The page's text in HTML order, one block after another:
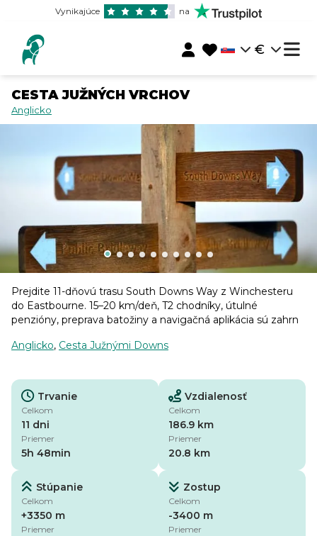
Vynikajúce na
€
CESTA JUŽNÝCH VRCHOV
Anglicko
Prejdite 11-dňovú trasu South Downs Way z Winchesteru
do Eastbourne. 15–20 km/deň, T2 chodníky, útulné
penzióny, preprava batožiny a navigačná aplikácia sú zahrn
Anglicko, Cesta Južnými Downs
Trvanie
Celkom
11 dni
Priemer
5h 48min
Vzdialenosť
Celkom
186.9 km
Priemer
20.8 km
Stúpanie
Celkom
+3350 m
Priemer
Zostup
Celkom
-3400 m
Priemer